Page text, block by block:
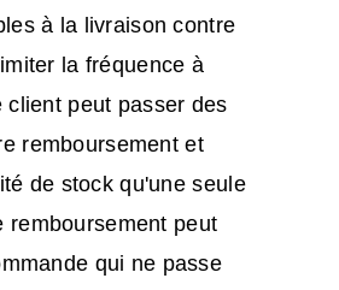
à la livraison contre
la fréquence à
client peut passer des
remboursement et
de stock qu'une seule
remboursement peut
qui ne passe